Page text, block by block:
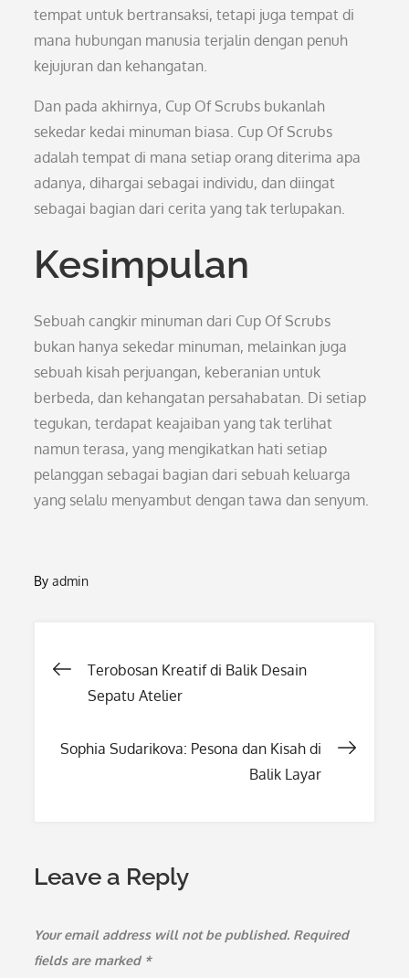
tempat untuk bertransaksi, tetapi juga tempat di
mana hubungan manusia terjalin dengan penuh
kejujuran dan kehangatan.
Dan pada akhirnya, Cup Of Scrubs bukanlah
sekedar kedai minuman biasa. Cup Of Scrubs
adalah tempat di mana setiap orang diterima apa
adanya, dihargai sebagai individu, dan diingat
sebagai bagian dari cerita yang tak terlupakan.
Kesimpulan
Sebuah cangkir minuman dari Cup Of Scrubs
bukan hanya sekedar minuman, melainkan juga
sebuah kisah perjuangan, keberanian untuk
berbeda, dan kehangatan persahabatan. Di setiap
tegukan, terdapat keajaiban yang tak terlihat
namun terasa, yang mengikatkan hati setiap
pelanggan sebagai bagian dari sebuah keluarga
yang selalu menyambut dengan tawa dan senyum.
Byadmin
Post
Terobosan Kreatif di Balik Desain
Sepatu Atelier
Sophia Sudarikova: Pesona dan Kisah di
Balik Layar
Leave a Reply
Your email address will not be published. Required
fields are marked *